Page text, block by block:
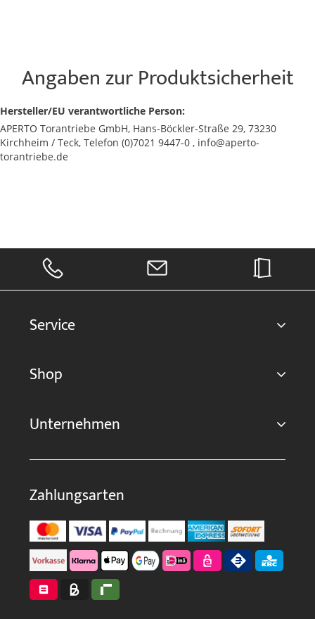
Angaben zur Produktsicherheit
Hersteller/EU verantwortliche Person:
APERTO Torantriebe GmbH, Hans-Böckler-Straße 29, 73230
Kirchheim / Teck, Telefon (0)7021 9447-0 , info@aperto-
torantriebe.de
Service
Shop
Unternehmen
Zahlungsarten